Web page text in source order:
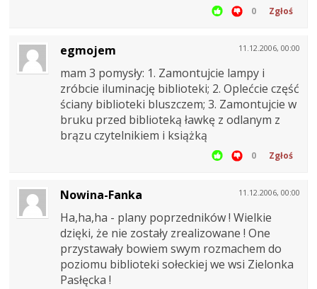
0 Zgłoś
11.12.2006, 00:00
egmojem
mam 3 pomysły: 1. Zamontujcie lampy i
zróbcie iluminację biblioteki; 2. Oplećcie część
ściany biblioteki bluszczem; 3. Zamontujcie w
bruku przed biblioteką ławkę z odlanym z
brązu czytelnikiem i książką
0 Zgłoś
11.12.2006, 00:00
Nowina-Fanka
Ha,ha,ha - plany poprzedników ! Wielkie
dzięki, że nie zostały zrealizowane ! One
przystawały bowiem swym rozmachem do
poziomu biblioteki sołeckiej we wsi Zielonka
Pasłęcka !